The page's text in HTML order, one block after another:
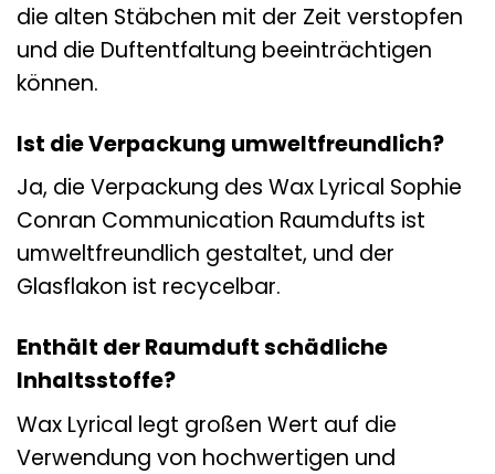
die alten Stäbchen mit der Zeit verstopfen
und die Duftentfaltung beeinträchtigen
können.
Ist die Verpackung umweltfreundlich?
Ja, die Verpackung des Wax Lyrical Sophie
Conran Communication Raumdufts ist
umweltfreundlich gestaltet, und der
Glasflakon ist recycelbar.
Enthält der Raumduft schädliche
Inhaltsstoffe?
Wax Lyrical legt großen Wert auf die
Verwendung von hochwertigen und